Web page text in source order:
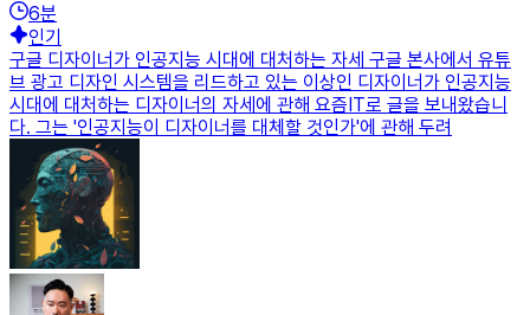
6분
인기
구글 디자이너가 인공지능 시대에 대처하는 자세 구글 본사에서 유튜
브 광고 디자인 시스템을 리드하고 있는 이상인 디자이너가 인공지능
시대에 대처하는 디자이너의 자세에 관해 요즘IT로 글을 보내왔습니
다. 그는 '인공지능이 디자이너를 대체할 것인가'에 관해 두려